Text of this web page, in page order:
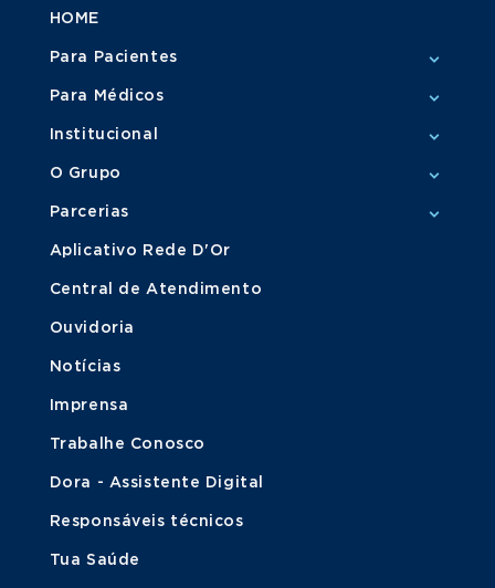
HOME
Para Pacientes
Para Médicos
Institucional
O Grupo
Parcerias
Aplicativo Rede D'Or
Central de Atendimento
Ouvidoria
Notícias
Imprensa
Trabalhe Conosco
Dora - Assistente Digital
Responsáveis técnicos
Tua Saúde